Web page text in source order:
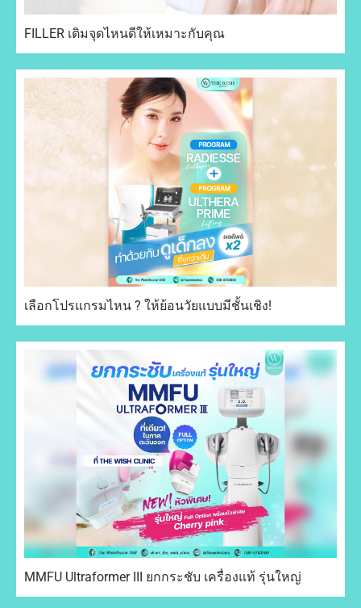
FILLER เติมจุดไหนดีให้เหมาะกับคุณ
เลือกโปรแกรมไหน ? ให้ย้อนวัยแบบมีชั้นเชิง!
MMFU Ultraformer III ยกกระชับ เครื่องแท้ รุ่นใหญ่